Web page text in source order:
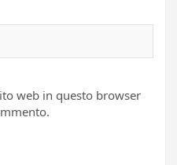
web in questo browser